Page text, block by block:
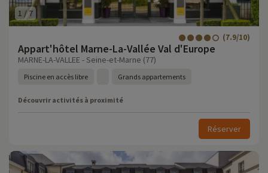
1 /7
Appart'hôtel Marne-La-Vallée Val d'Europe
(7.9/10)
MARNE-LA-VALLEE - Seine-et-Marne (77)
Piscine en accès libre Grands appartements
Découvrir activités à proximité
Réserver